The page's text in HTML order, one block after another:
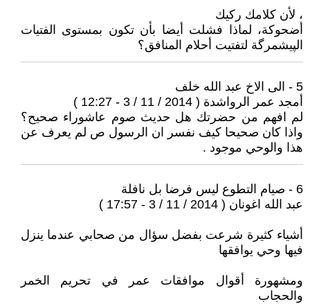
، لأن كلامك ركيك
أضحوكة، لماذا فشلت أيضا بأن تكون بمستوى الفتيات
الپيشمرگة لتفتيت أحلام المنافق؟
5 - الى الاخ عبد الله خلف
أمجد عمر الرواشدة ( 2014 / 11 / 3 - 12:27 )
لم افهم من حضرتك هل حديث صوم عاشوراء صحيح؟
واذا كان صحيحا كيف نفسر ان الرسول ص لم يعرف عن
هذا والوحي موجود .
6 - صيام التطوع ليس فرضا بل نافلة
عبد الله اغونان ( 2014 / 11 / 3 - 17:57 )
أشياء كثيرة شرعت بفضل سؤال من صحابي عندما ينزل
فيها وحي يوافقها
ومشهورة أقوال موافقات عمر في تحريم الخمر
والحجاب